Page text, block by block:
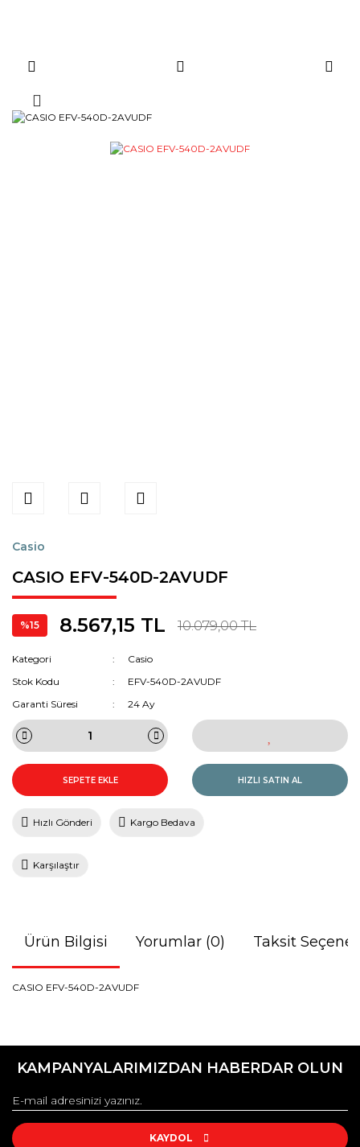
Casio
CASIO EFV-540D-2AVUDF
%15 8.567,15 TL 10.079,00 TL
Kategori
Casio
Stok Kodu
EFV-540D-2AVUDF
Garanti Süresi
24 Ay
SEPETE EKLE HIZLI SATIN AL
Hızlı Gönderi Kargo Bedava
Karşılaştır
Ürün Bilgisi Yorumlar (0) Taksit
CASIO EFV-540D-2AVUDF
konularda yetersiz gördüğünüz noktaları öneri formunu
Görüş ve önerileriniz için teşekkür ederiz.
Ürün resmi kalitesiz, bozuk veya görüntülenemiyor.
Ürün açıklamasında eksik bilgiler bulunuyor.
KAMPANYALARIMIZDAN HABERDAR OLUN
KAYDOL